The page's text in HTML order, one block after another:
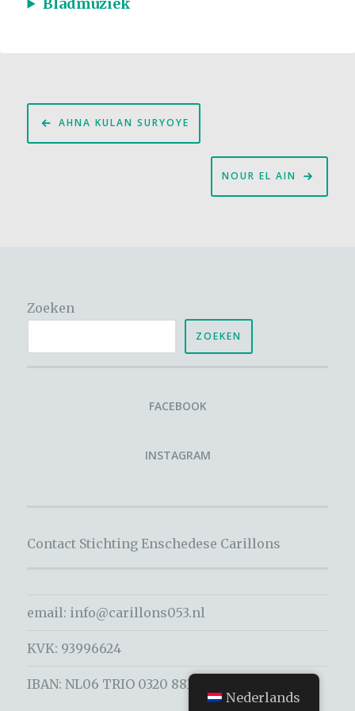
Bericht
navigatie
AHNA KULAN SURYOYE
NOUR EL AIN
Zoeken
ZOEKEN
FACEBOOK
INSTAGRAM
Contact Stichting Enschedese Carillons
email: info@carillons053.nl
KVK: 93996624
IBAN: NL06 TRIO 0320 8833 02
Nederlands